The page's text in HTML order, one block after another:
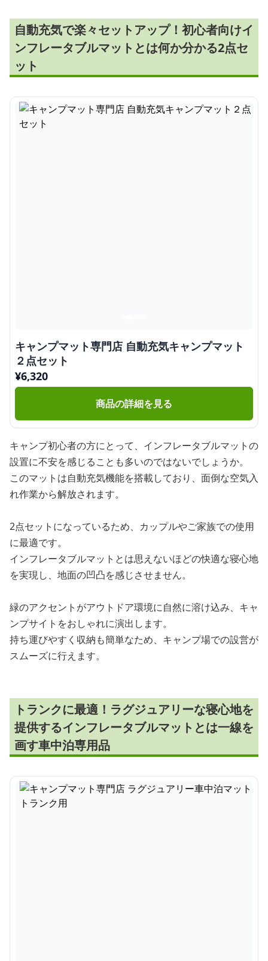
自動充気で楽々セットアップ！初心者向けイ
ンフレータブルマットとは何か分かる2点セ
ット
キャンプマット専門店 自動充気キャンプマット
２点セット
¥6,320
商品の詳細を見る
キャンプ初心者の方にとって、インフレータブルマットの
設置に不安を感じることも多いのではないでしょうか。
このマットは自動充気機能を搭載しており、面倒な空気入
れ作業から解放されます。
2点セットになっているため、カップルやご家族での使用
に最適です。
インフレータブルマットとは思えないほどの快適な寝心地
を実現し、地面の凹凸を感じさせません。
緑のアクセントがアウトドア環境に自然に溶け込み、キャ
ンプサイトをおしゃれに演出します。
持ち運びやすく収納も簡単なため、キャンプ場での設営が
スムーズに行えます。
トランクに最適！ラグジュアリーな寝心地を
提供するインフレータブルマットとは一線を
画す車中泊専用品